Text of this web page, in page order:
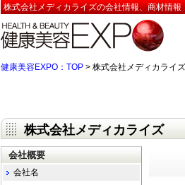
株式会社メディカライズの会社情報、商材情報
健康美容EXPO：TOP > 株式会社メディカライ
株式会社メディカライズ
会社概要
会社名